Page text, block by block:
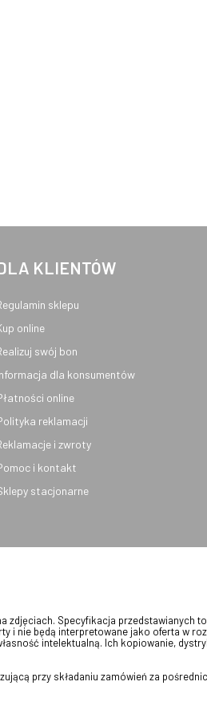
KLIENTÓW
sklepu
online
swój bon
dla konsumentów
online
reklamacji
i zwroty
i kontakt
stacjonarne
Specyfikacja
i nie będą interpretowane jako oferta w
intelektualną. Ich kopiowanie,
przy składaniu zamówień za